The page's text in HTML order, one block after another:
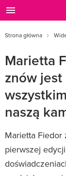
Strona główna
Marietta
znów jest
naszą
Marietta Fiedor
pierwszej